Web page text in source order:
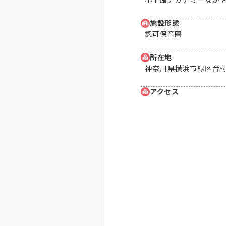
施設形態
認可保育園
所在地
神奈川県横浜市緑区台
アクセス